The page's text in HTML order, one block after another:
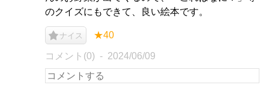
のクイズにもできて、良い絵本です。
ナイス ★40
コメント(0) 2024/06/09